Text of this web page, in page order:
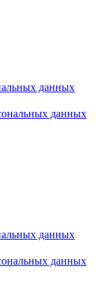
данных
данных
данных
данных